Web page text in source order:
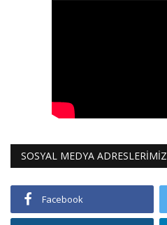
SOSYAL MEDYA ADRESLERİMİZ
Facebook